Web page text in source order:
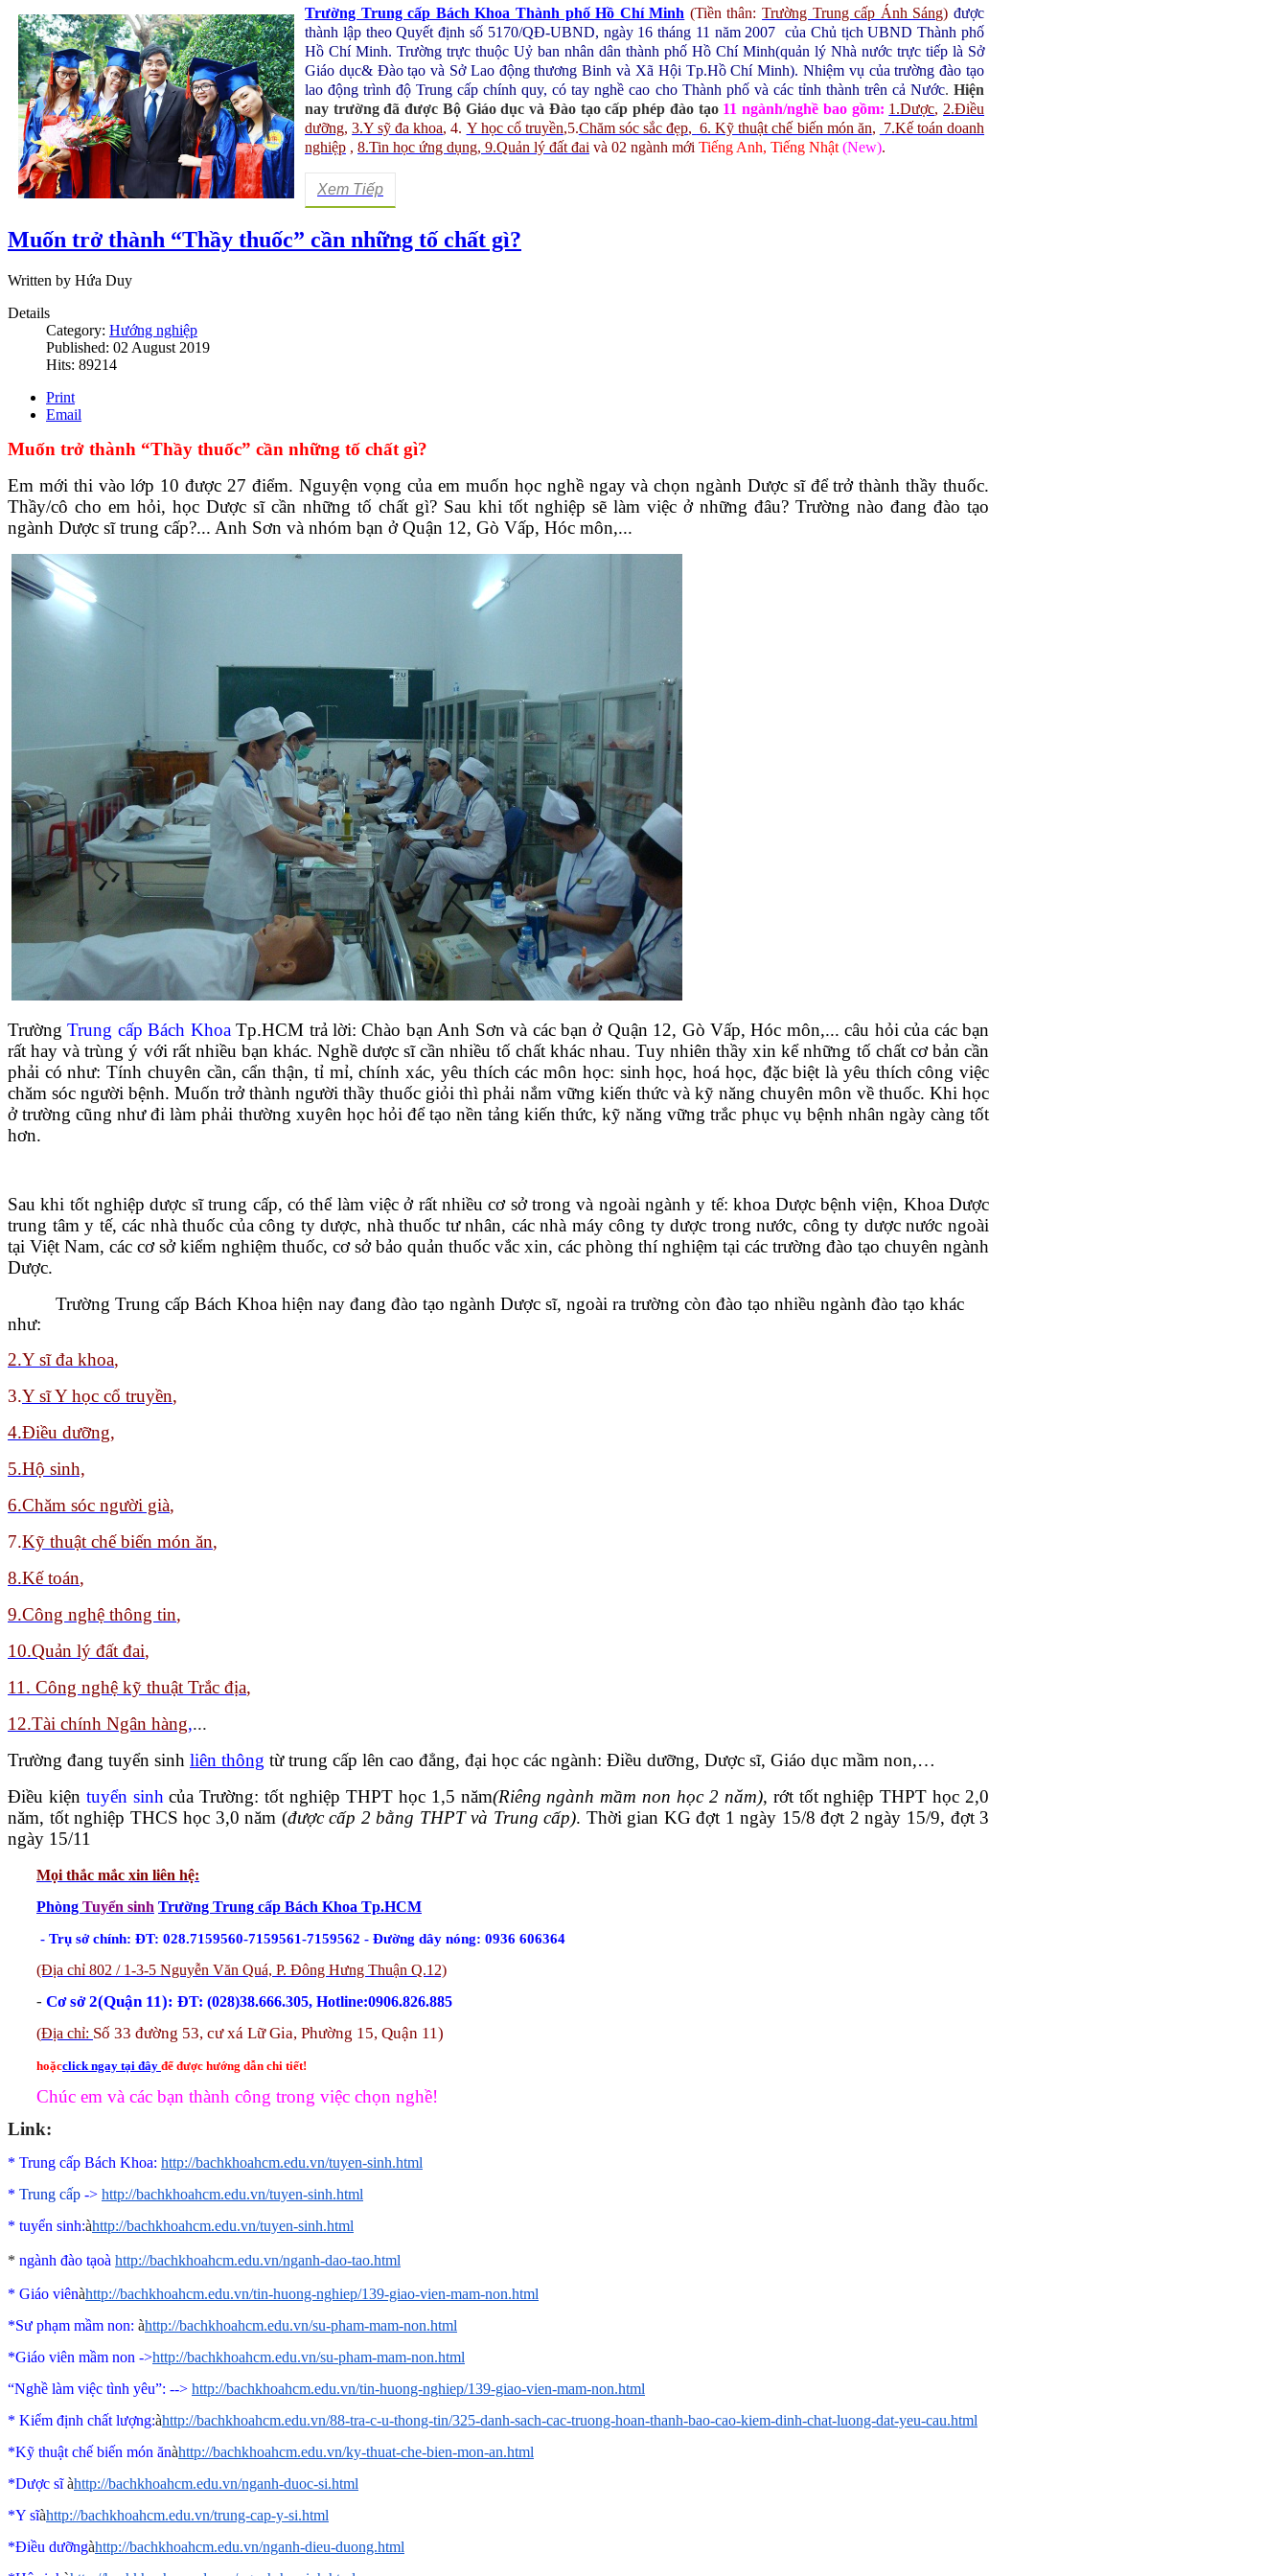
Trường Trung cấp Bách Khoa Thành phố Hồ Chí Minh (Tiền thân:Trường Trung cấp Ánh Sáng) được
thành lập theo Quyết định số 5170/QĐ-UBND, ngày 16 tháng 11 năm 2007 của Chủ tịch UBND Thành phố
Hồ Chí Minh. Trường trực thuộc Uỷ ban nhân dân thành phố Hồ Chí Minh(quản lý Nhà nước trực tiếp là Sở
Giáo dục& Đào tạo và Sở Lao động thương Binh và Xã Hội Tp.Hồ Chí Minh). Nhiệm vụ của trường đào tạo
lao động trình độ Trung cấp chính quy, có tay nghề cao cho Thành phố và các tỉnh thành trên cả Nước.Hiện
nay trường đã được Bộ Giáo dục và Đào tạo cấp phép đào tạo11 ngành/nghề bao gồm: 1.Dược, 2.Điều
dưỡng,3.Y sỹ đa khoa,4. Y học cổ truyền,5.Chăm sóc sắc đẹp, 6. Kỹ thuật chế biến món ăn, 7.Kế toán doanh
nghiệp , 8.Tin học ứng dụng, 9.Quản lý đất đai và 02 ngành mới Tiếng Anh, Tiếng Nhật (New).
Xem Tiếp
Muốn trở thành “Thầy thuốc” cần những tố chất gì?
Written by Hứa Duy
Details
Category: Hướng nghiệp
Published: 02 August 2019
Hits: 89214
Print
Email
Muốn trở thành “Thầy thuốc” cần những tố chất gì?
Em mới thi vào lớp 10 được 27 điểm. Nguyện vọng của em muốn học nghề ngay và chọn ngành Dược sĩ để trở thành thầy thuốc.
Thầy/cô cho em hỏi, học Dược sĩ cần những tố chất gì? Sau khi tốt nghiệp sẽ làm việc ở những đâu? Trường nào đang đào tạo
ngành Dược sĩ trung cấp?... Anh Sơn và nhóm bạn ở Quận 12, Gò Vấp, Hóc môn,...
TrườngTrung cấp Bách KhoaTp.HCM trả lời: Chào bạn Anh Sơn và các bạn ở Quận 12, Gò Vấp, Hóc môn,... câu hỏi của các bạn
rất hay và trùng ý với rất nhiều bạn khác. Nghề dược sĩ cần nhiều tố chất khác nhau. Tuy nhiên thầy xin kể những tố chất cơ bản cần
phải có như: Tính chuyên cần, cẩn thận, tỉ mỉ, chính xác, yêu thích các môn học: sinh học, hoá học, đặc biệt là yêu thích công việc
chăm sóc người bệnh. Muốn trở thành người thầy thuốc giỏi thì phải nắm vững kiến thức và kỹ năng chuyên môn về thuốc. Khi học
ở trường cũng như đi làm phải thường xuyên học hỏi để tạo nền tảng kiến thức, kỹ năng vững trắc phục vụ bệnh nhân ngày càng tốt
hơn.
Sau khi tốt nghiệp dược sĩ trung cấp, có thể làm việc ở rất nhiều cơ sở trong và ngoài ngành y tế: khoa Dược bệnh viện, Khoa Dược
trung tâm y tế, các nhà thuốc của công ty dược, nhà thuốc tư nhân, các nhà máy công ty dược trong nước, công ty dược nước ngoài
tại Việt Nam, các cơ sở kiểm nghiệm thuốc, cơ sở bảo quản thuốc vắc xin, các phòng thí nghiệm tại các trường đào tạo chuyên ngành
Dược.
Trường Trung cấp Bách Khoa hiện nay đang đào tạo ngành Dược sĩ, ngoài ra trường còn đào tạo nhiều ngành đào tạo khác
như:
2.Y sĩ đa khoa,
3.Y sĩ Y học cổ truyền,
4.Điều dưỡng,
5.Hộ sinh,
6.Chăm sóc người già,
7.Kỹ thuật chế biến món ăn,
8.Kế toán,
9.Công nghệ thông tin,
10.Quản lý đất đai,
11. Công nghệ kỹ thuật Trắc địa,
12.Tài chính Ngân hàng,...
Trường đang tuyển sinh liên thông từ trung cấp lên cao đẳng, đại học các ngành: Điều dưỡng, Dược sĩ, Giáo dục mầm non,…
Điều kiện tuyển sinh của Trường: tốt nghiệp THPT học 1,5 năm(Riêng ngành mầm non học 2 năm), rớt tốt nghiệp THPT học 2,0
năm, tốt nghiệp THCS học 3,0 năm (được cấp 2 bằng THPT và Trung cấp). Thời gian KG đợt 1 ngày 15/8 đợt 2 ngày 15/9, đợt 3
ngày 15/11
Mọi thắc mắc xin liên hệ:
Phòng Tuyển sinh Trường Trung cấp Bách Khoa Tp.HCM
- Trụ sở chính: ĐT: 028.7159560-7159561-7159562 - Đường dây nóng: 0936 606364
(Địa chỉ 802 / 1-3-5 Nguyễn Văn Quá, P. Đông Hưng Thuận Q.12)
- Cơ sở 2(Quận 11): ĐT: (028)38.666.305, Hotline:0906.826.885
(Địa chỉ: Số 33 đường 53, cư xá Lữ Gia, Phường 15, Quận 11)
hoặcclick ngay tại đây để được hướng dẫn chi tiết!
Chúc em và các bạn thành công trong việc chọn nghề!
Link:
* Trung cấp Bách Khoa: http://bachkhoahcm.edu.vn/tuyen-sinh.html
* Trung cấp -> http://bachkhoahcm.edu.vn/tuyen-sinh.html
* tuyển sinh:àhttp://bachkhoahcm.edu.vn/tuyen-sinh.html
* ngành đào tạoà http://bachkhoahcm.edu.vn/nganh-dao-tao.html
* Giáo viênàhttp://bachkhoahcm.edu.vn/tin-huong-nghiep/139-giao-vien-mam-non.html
*Sư phạm mầm non: àhttp://bachkhoahcm.edu.vn/su-pham-mam-non.html
*Giáo viên mầm non ->http://bachkhoahcm.edu.vn/su-pham-mam-non.html
“Nghề làm việc tình yêu”: --> http://bachkhoahcm.edu.vn/tin-huong-nghiep/139-giao-vien-mam-non.html
* Kiểm định chất lượng:àhttp://bachkhoahcm.edu.vn/88-tra-c-u-thong-tin/325-danh-sach-cac-truong-hoan-thanh-bao-cao-kiem-dinh-chat-luong-dat-yeu-cau.html
*Kỹ thuật chế biến món ănàhttp://bachkhoahcm.edu.vn/ky-thuat-che-bien-mon-an.html
*Dược sĩàhttp://bachkhoahcm.edu.vn/nganh-duoc-si.html
*Y sĩàhttp://bachkhoahcm.edu.vn/trung-cap-y-si.html
*Điều dưỡngàhttp://bachkhoahcm.edu.vn/nganh-dieu-duong.html